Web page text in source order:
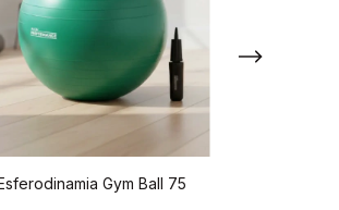
Gym Ball 75